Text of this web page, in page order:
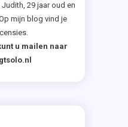
29 jaar oud en
mijn blog vind je
u mailen naar